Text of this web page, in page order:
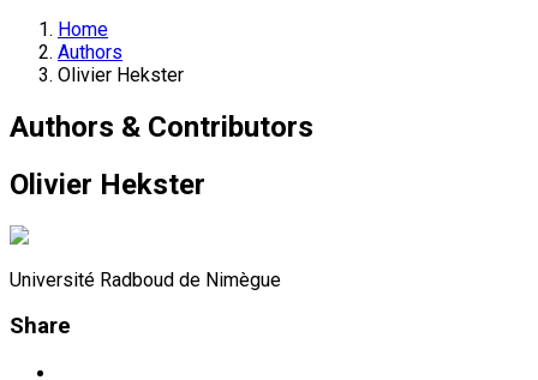
Home
Authors
Olivier Hekster
Authors & Contributors
Olivier Hekster
Université Radboud de Nimègue
Share